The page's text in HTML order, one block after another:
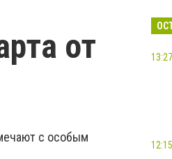
от
с особым
13:27
12:15